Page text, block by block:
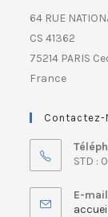
64 RUE
CS 41362
75214 PARIS
France
Contactez-
STD :
E-